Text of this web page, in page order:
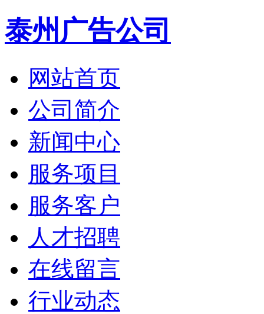
泰州广告公司
网站首页
公司简介
新闻中心
服务项目
服务客户
人才招聘
在线留言
行业动态